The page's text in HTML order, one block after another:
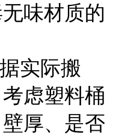
味材质的
实际搬
虑塑料桶
厚、是否